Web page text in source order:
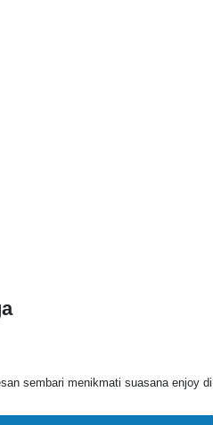
sembari menikmati suasana enjoy di